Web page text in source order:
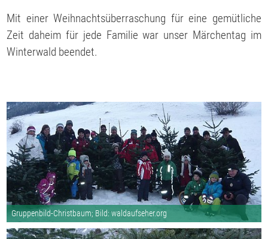
Mit einer Weihnachtsüberraschung für eine gemütliche
Zeit daheim für jede Familie war unser Märchentag im
Winterwald beendet.
Gruppenbild-Christbaum; Bild: waldaufseher.org